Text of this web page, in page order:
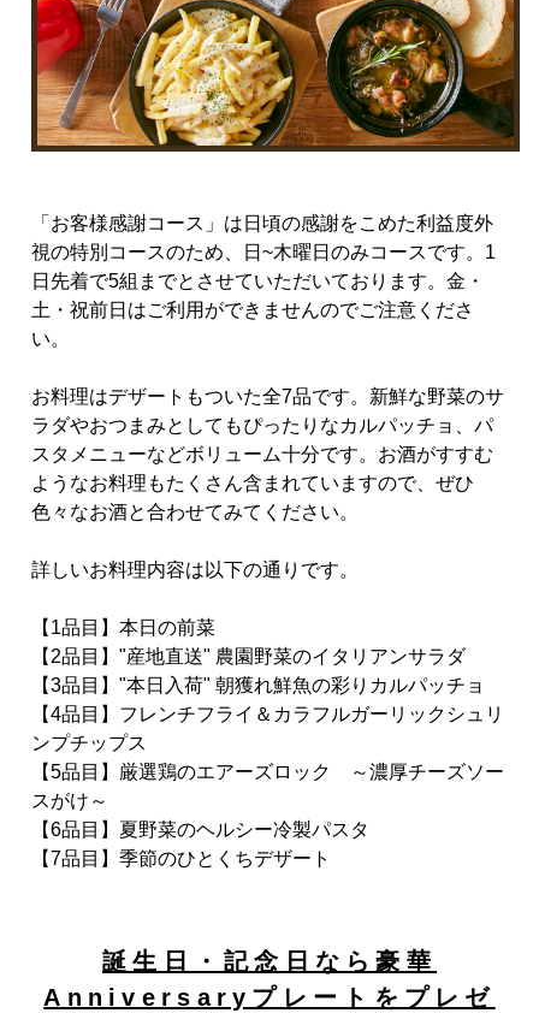
「お客様感謝コース」は日頃の感謝をこめた利益度外
視の特別コースのため、日~木曜日のみコースです。1
日先着で5組までとさせていただいております。金・
土・祝前日はご利用ができませんのでご注意くださ
い。
お料理はデザートもついた全7品です。新鮮な野菜のサ
ラダやおつまみとしてもぴったりなカルパッチョ、パ
スタメニューなどボリューム十分です。お酒がすすむ
ようなお料理もたくさん含まれていますので、ぜひ
色々なお酒と合わせてみてください。
詳しいお料理内容は以下の通りです。
【1品目】本日の前菜
【2品目】"産地直送" 農園野菜のイタリアンサラダ
【3品目】"本日入荷" 朝獲れ鮮魚の彩りカルパッチョ
【4品目】フレンチフライ＆カラフルガーリックシュリ
ンプチップス
【5品目】厳選鶏のエアーズロック ～濃厚チーズソー
スがけ～
【6品目】夏野菜のヘルシー冷製パスタ
【7品目】季節のひとくちデザート
誕生日・記念日なら豪華
Anniversaryプレートをプレゼ